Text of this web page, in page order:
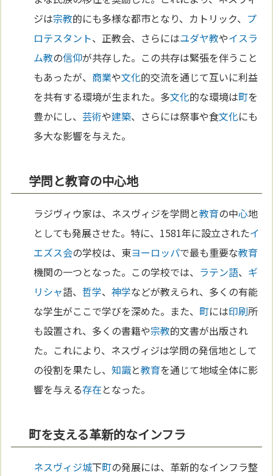
ジは宗教的にも多様な都市となり、カトリック、 プ
ロテスタント、正教会、さらにはユダヤ教やイスラ
ム教の信仰が共存した。この共存は緊張を伴うこと
もあったが、 商業や文化的交流を通じて互いに利益
を共有する環境が生まれた。多文化的な環境は町を
豊かにし、芸術や建築、さらには祭事や食文化にも
多大な影響を与えた。
学問と教育の中心地
ラジヴィウ家は、ネスヴィジを学問と教育の中心地
としても発展させた。特に、1581年に設立されたイ
エズス会の学校は、東ヨーロッパで最も重要な教育
機関の一つとなった。この学校では、 ラテン語、 ギ
リシャ語、 哲学、神学などが教えられ、多くの有能
な学生がここで学びを深めた。また、 町には印刷所
も設置され、多くの書籍や宗教的文書が出版され
た。これにより、ネスヴィジは学問の発信地として
の役割を果たし、知識と教育を通じて地域全体に影
響を与える存在となった。
町を支える革新的なインフラ
ネスヴィジ城下町の発展には、革新的なインフラ整